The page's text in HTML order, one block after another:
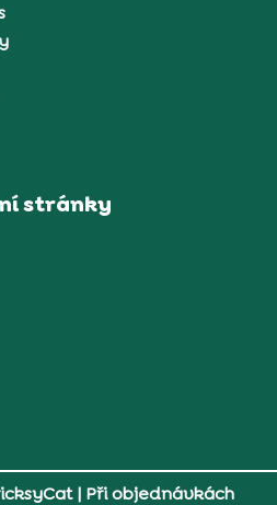
stránky
| Při objednávkách